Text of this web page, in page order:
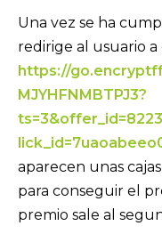
Una vez se ha
redirige al usuario
https://
MJYHFNMBTPJ3?
aparecen unas
para conseguir el
premio sale al